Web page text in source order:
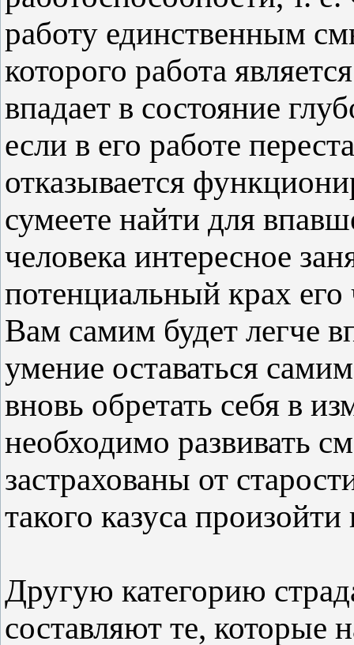
работу единственным
которого работа
впадает в состояние
если в его работе
отказывается
сумеете найти для
человека интересное
потенциальный крах
Вам самим будет легче
умение оставаться
вновь обретать себя в
необходимо развивать
застрахованы от
такого казуса
Другую категорию
составляют те, которые